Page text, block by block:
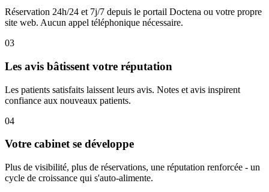
Réservation 24h/24 et 7j/7 depuis le portail Doctena ou votre propre
site web. Aucun appel téléphonique nécessaire.
03
Les avis bâtissent votre réputation
Les patients satisfaits laissent leurs avis. Notes et avis inspirent
confiance aux nouveaux patients.
04
Votre cabinet se développe
Plus de visibilité, plus de réservations, une réputation renforcée - un
cycle de croissance qui s'auto-alimente.